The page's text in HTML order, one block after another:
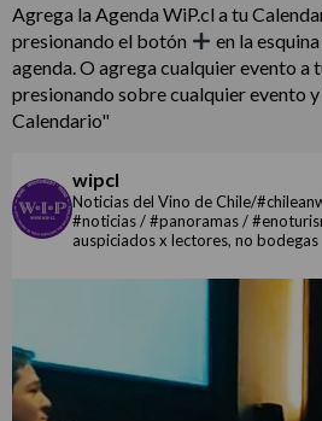
Agrega la Agenda WiP.cl a tu
presionando el botón
en la
agenda. O agrega cualquier evento a
presionando sobre cualquier evento
Calendario"
wipcl
Noticias del Vino de Chile/
#noticias / #panoramas /
auspiciados x lectores, no bodegas